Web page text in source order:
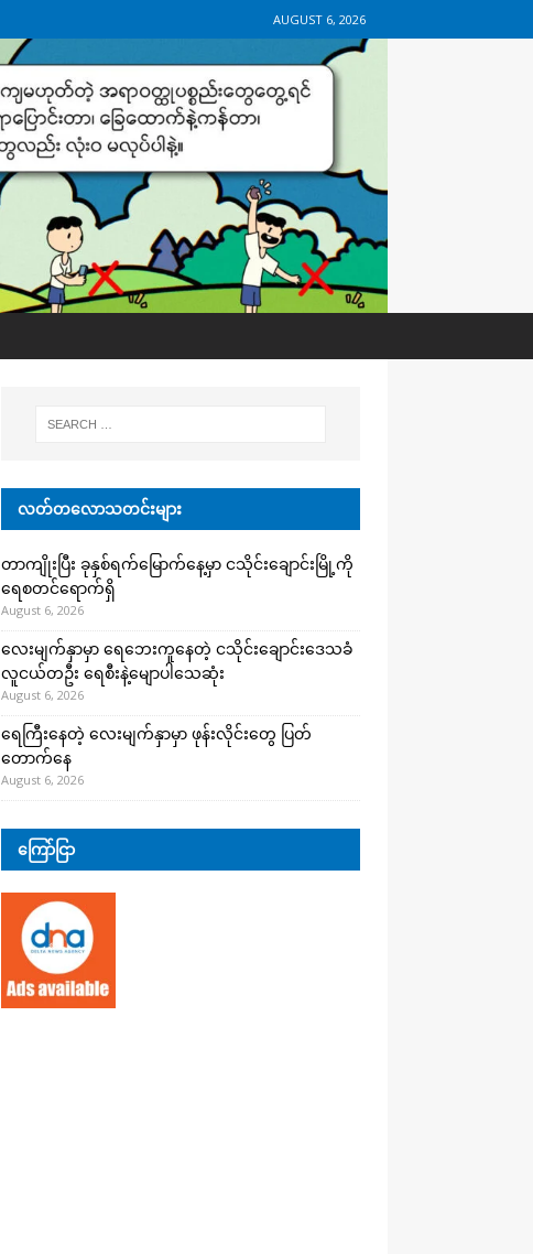
AUGUST 6, 2026
လတ်တလောသတင်းများ
တာကျိုးပြီး ခုနှစ်ရက်မြောက်နေ့မှာ ငသိုင်းချောင်းမြို့ကို
ရေစတင်ရောက်ရှိ
August 6, 2026
လေးမျက်နှာမှာ ရေဘေးကူနေတဲ့ ငသိုင်းချောင်းဒေသခံ
လူငယ်တဦး ရေစီးနဲ့မျောပါသေဆုံး
August 6, 2026
ရေကြီးနေတဲ့ လေးမျက်နှာမှာ ဖုန်းလိုင်းတွေ ပြတ်
တောက်နေ
August 6, 2026
ကြော်ငြာ